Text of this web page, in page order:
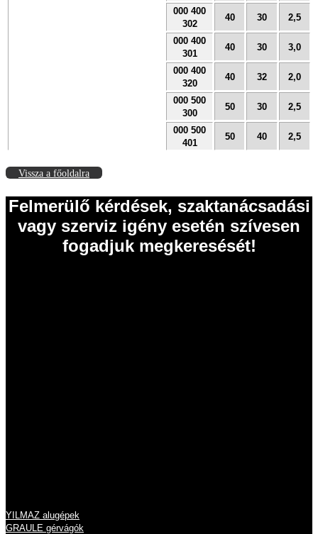
000 400
302
40 30 2,5
000 400
301
40 30 3,0
000 400
320
40 32 2,0
000 500
300
50 30 2,5
000 500
401
50 40 2,5
Vissza a főoldalra
Felmerülő kérdések, szaktanácsadási
vagy szerviz igény esetén szívesen
fogadjuk megkeresését!
YILMAZ alugépek
GRAULE gérvágók